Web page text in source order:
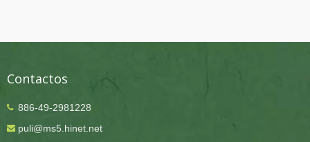
Contactos
886-49-2981228
puli@ms5.hinet.net